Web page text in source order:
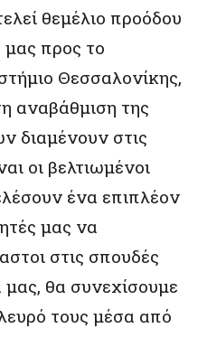
θεμέλιο προόδου
προς το
Θεσσαλονίκης,
αναβάθμιση της
διαμένουν στις
οι βελτιωμένοι
ένα επιπλέον
μας να
στις σπουδές
θα συνεχίσουμε
τους μέσα από